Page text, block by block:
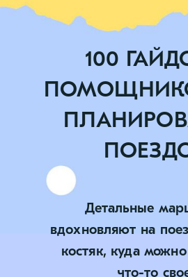
100
Детальные
вдохновляют на
костяк, куда
что-то